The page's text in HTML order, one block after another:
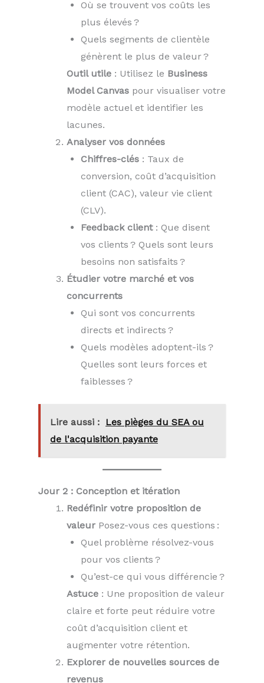
Où se trouvent vos coûts les
plus élevés ?
Quels segments de clientèle
génèrent le plus de valeur ?
Outil utile : Utilisez le Business
Model Canvas pour visualiser votre
modèle actuel et identifier les
lacunes.
Analyser vos données
Chiffres-clés : Taux de
conversion, coût d’acquisition
client (CAC), valeur vie client
(CLV).
Feedback client: Que disent
vos clients ? Quels sont leurs
besoins non satisfaits ?
Étudier votre marché et vos
concurrents
Qui sont vos concurrents
directs et indirects ?
Quels modèles adoptent-ils ?
Quelles sont leurs forces et
faiblesses ?
Lire aussi : Les pièges du SEA ou
de l'acquisition payante
Jour 2 : Conception et itération
Redéfinir votre proposition de
valeur Posez-vous ces questions :
Quel problème résolvez-vous
pour vos clients ?
Qu’est-ce qui vous différencie ?
Astuce : Une proposition de valeur
claire et forte peut réduire votre
coût d’acquisition client et
augmenter votre rétention.
Explorer de nouvelles sources de
revenus